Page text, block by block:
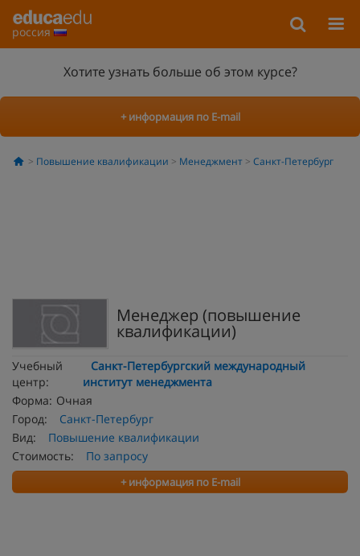
россия
Хотите узнать больше об этом курсе?
+ информация по E-mail
Повышение квалификации Менеджмент Санкт-Петербург
Менеджер (повышение
квалификации)
Учебный
центр:
Санкт-Петербургский международный
институт менеджмента
Форма: Очная
Город:
Санкт-Петербург
Вид:
Повышение квалификации
Стоимость:
По запросу
+ информация по E-mail